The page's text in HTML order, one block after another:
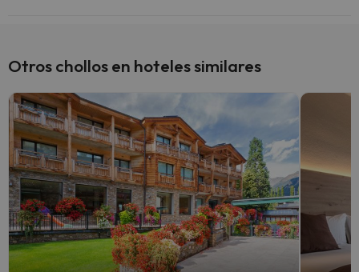
Otros chollos en hoteles similares